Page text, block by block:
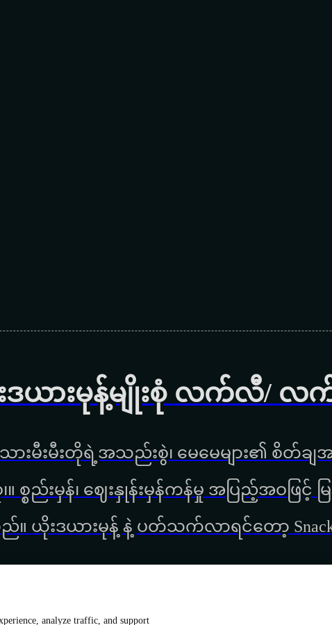
ဒယားမုန့်မျိုးစုံ လက်လီ/ လ
ားမီးမီးတိုရဲ့အသည်းစွဲ၊ မေမေများ၏ စိတ်ချ
၊။ စ္စည်းမှန်၊ ‌ဈေးနှုန်းမှန်ကန်မှု အပြည့်အဝဖ
။ ယိုးဒယားမုန့် နဲ့ ပတ်သက်လာရင်တော့
analyze traffic, and support